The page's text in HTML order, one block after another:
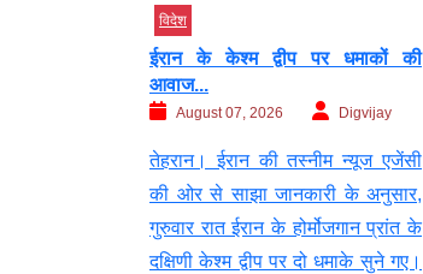
विदेश
थाईलैंड में छात्र ने स्कूल में की
अंधाधुंध...
August 07, 2026 Digvijay
डेस्क। थाईलैंड की राजधानी बैंकॉक के
ठीक उत्तर में स्थित एक प्रांत के स्कूल में
एक छात्र ने स्कूल में अंधाधुंध फायरिंग
की। आठवीं के छात्र ने पहले टीचर को